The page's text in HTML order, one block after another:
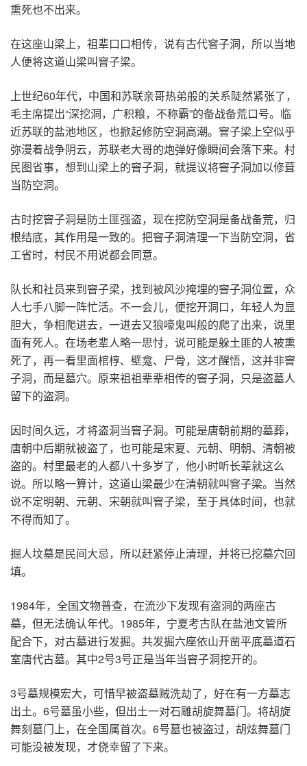
熏死也不出来。
在这座山梁上，祖辈口口相传，说有古代窨子洞，所以当地
人便将这道山梁叫窨子梁。
上世纪60年代，中国和苏联亲哥热弟般的关系陡然紧张了，
毛主席提出“深挖洞，广积粮，不称霸”的备战备荒口号。临
近苏联的盐池地区，也掀起修防空洞高潮。窨子梁上空似乎
弥漫着战争阴云，苏联老大哥的炮弹好像瞬间会落下来。村
民图省事，想到山梁上的窨子洞，就提议将窨子洞加以修葺
当防空洞。
古时挖窨子洞是防土匪强盗，现在挖防空洞是备战备荒，归
根结底，其作用是一致的。把窨子洞清理一下当防空洞，省
工省时，村民不用说都会同意。
队长和社员来到窨子梁，找到被风沙掩埋的窨子洞位置，众
人七手八脚一阵忙活。不一会儿，便挖开洞口，年轻人为显
胆大，争相爬进去，一进去又狼嚎鬼叫般的爬了出来，说里
面有死人。在场老辈人略一思忖，说可能是躲土匪的人被熏
死了，再一看里面棺椁、壁龛、尸骨，这才醒悟，这并非窨
子洞，而是墓穴。原来祖祖辈辈相传的窨子洞，只是盗墓人
留下的盗洞。
因时间久远，才将盗洞当窨子洞。可能是唐朝前期的墓葬，
唐朝中后期就被盗了，也可能是宋夏、元朝、明朝、清朝被
盗的。村里最老的人都八十多岁了，他小时听长辈就这么
说。所以略一算计，这道山梁最少在清朝就叫窨子梁。当然
说不定明朝、元朝、宋朝就叫窨子梁，至于具体时间，也就
不得而知了。
掘人坟墓是民间大忌，所以赶紧停止清理，并将已挖墓穴回
填。
1984年，全国文物普查，在流沙下发现有盗洞的两座古
墓，但无法确认年代。1985年，宁夏考古队在盐池文管所
配合下，对古墓进行发掘。共发掘六座依山开凿平底墓道石
室唐代古墓。其中2号3号正是当年当窨子洞挖开的。
3号墓规模宏大，可惜早被盗墓贼洗劫了，好在有一方墓志
出土。6号墓虽小些，但出土一对石雕胡旋舞墓门。将胡旋
舞刻墓门上，在全国属首次。6号墓也被盗过，胡炫舞墓门
可能没被发现，才侥幸留了下来。